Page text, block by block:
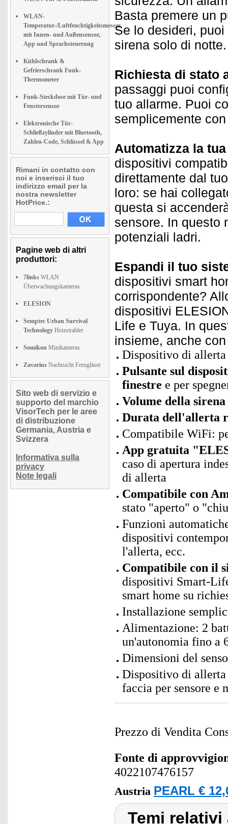
WLAN-
Temperatur-/Luftfeuchtigkeitsmesser
mit Innen- und Außensensor,
App und Sprachsteuerung
Kühlschrank &
Gefrierschrank Funk-
Thermometer
Funk-Steckdose mit Tür- und
Fenstersensor
Elektronische Tür-
Schließzylinder mit Bluetooth,
Zahlen-Code, Schlüssel & App
Rimani in contatto con
noi e inserisci il tuo
indirizzo email per la
nostra newsletter
HotPrice.:
Pagine web di altri
produttori:
7links WLAN
Überwachungskameras
ELESION
Semptec Urban Survival
Technology Heizstrahler
Somikon Minikameras
Zavarius Nachtsicht Ferngläser
Sito web di servizio e
supporto del marchio
VisorTech per le aree
di distribuzione
Germania, Austria e
Svizzera
Informativa sulla
privacy
Note legali
Basta premere un
Se lo desideri,
sirena solo di notte.
Richiesta di stato
passaggi puoi
tuo allarme. Puoi
semplicemente
Automatizza la
dispositivi
direttamente dal
loro: se hai
questa si
sensore. In questo
potenziali ladri.
Espandi il tuo
dispositivi smart
corrispondente?
dispositivi
Life e Tuya. In
insieme, anche
Dispositivo di allerta
Pulsante sul
finestre e per
Volume della
Durata dell'allerta
Compatibile WiFi:
App gratuita
caso di apertura
di allerta
Compatibile con
stato "aperto" o
Funzioni
dispositivi
l'allerta, ecc.
Compatibile con il
dispositivi Smart-
smart home su
Installazione
Alimentazione: 2
un'autonomia fino a
Dimensioni del
Dispositivo di
faccia per sensore e
Prezzo di Vendita
Fonte di
4022107476157
Austria PEARL €
Temi